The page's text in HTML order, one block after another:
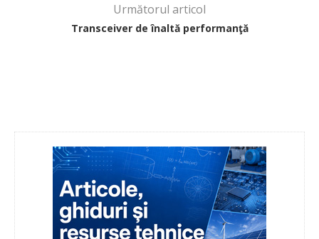
Următorul articol
Transceiver de înaltă performanţă